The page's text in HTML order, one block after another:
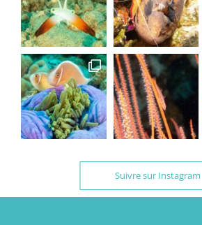
Suivre sur Instagram